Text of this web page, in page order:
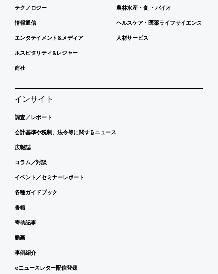
テクノロジー
情報通信
エンタテイメント&メディア
ホスピタリティ&レジャー
商社
農林水産・食 ・バイオ
ヘルスケア・医薬ライフサイエンス
人材サービス
インサイト
調査／レポート
会計基準や税制、法令等に関するニュース
広報誌
コラム／対談
イベント／セミナーレポート
各種ガイドブック
書籍
寄稿記事
動画
事例紹介
eニュースレター配信登録